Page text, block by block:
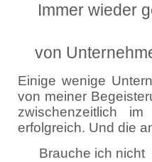
Immer wieder
von
Einige wenige
von meiner
zwischenzeitlich
erfolgreich. Und die
Brauche ich nicht